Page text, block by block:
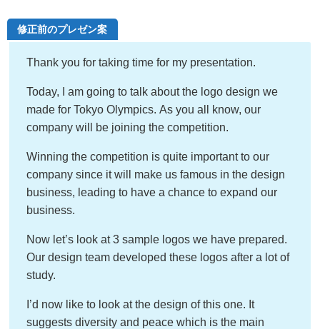
修正前のプレゼン案
Thank you for taking time for my presentation.
Today, I am going to talk about the logo design we
made for Tokyo Olympics. As you all know, our
company will be joining the competition.
Winning the competition is quite important to our
company since it will make us famous in the design
business, leading to have a chance to expand our
business.
Now let’s look at 3 sample logos we have prepared.
Our design team developed these logos after a lot of
study.
I’d now like to look at the design of this one. It
suggests diversity and peace which is the main